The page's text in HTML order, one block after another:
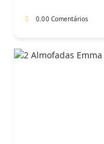
0.00 Comentários